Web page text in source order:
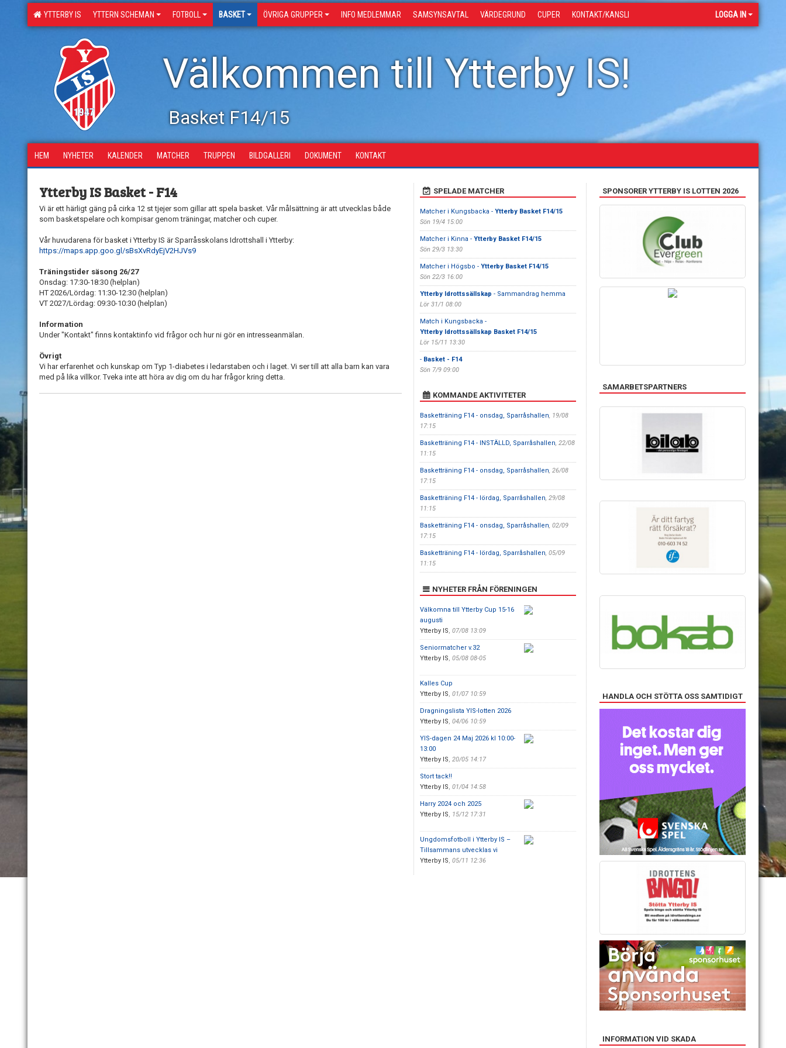
YTTERBY IS YTTERN SCHEMAN FOTBOLL BASKET ÖVRIGA GRUPPER INFO MEDLEMMAR SAMSYNSAVTAL VÄRDEGRUND CUPER KONTAKT/KANSLI LOGGA IN
Välkommen till Ytterby IS!
Basket F14/15
HEM NYHETER KALENDER MATCHER TRUPPEN BILDGALLERI DOKUMENT KONTAKT
Ytterby IS Basket - F14
Vi är ett härligt gäng på cirka 12 st tjejer som gillar att spela basket. Vår målsättning är att utvecklas både
som basketspelare och kompisar genom träningar, matcher och cuper.
Vår huvudarena för basket i Ytterby IS är Sparråsskolans Idrottshall i Ytterby:
https://maps.app.goo.gl/sBsXvRdyEjV2HJVs9
Träningstider säsong 26/27
Onsdag: 17:30-18:30 (helplan)
HT 2026/Lördag: 11:30-12:30 (helplan)
VT 2027/Lördag: 09:30-10:30 (helplan)
Information
Under "Kontakt" finns kontaktinfo vid frågor och hur ni gör en intresseanmälan.
Övrigt
Vi har erfarenhet och kunskap om Typ 1-diabetes i ledarstaben och i laget. Vi ser till att alla barn kan vara
med på lika villkor. Tveka inte att höra av dig om du har frågor kring detta.
SPELADE MATCHER
Matcher i Kungsbacka - Ytterby Basket F14/15
Sön 19/4 15:00
Matcher i Kinna - Ytterby Basket F14/15
Sön 29/3 13:30
Matcher i Högsbo - Ytterby Basket F14/15
Sön 22/3 16:00
Ytterby Idrottssällskap - Sammandrag hemma
Lör 31/1 08:00
Match i Kungsbacka -
Ytterby Idrottssällskap Basket F14/15
Lör 15/11 13:30
- Basket - F14
Sön 7/9 09:00
KOMMANDE AKTIVITETER
Basketträning F14 - onsdag, Sparråshallen, 19/08
17:15
Basketträning F14 - INSTÄLLD, Sparråshallen, 22/08
11:15
Basketträning F14 - onsdag, Sparråshallen, 26/08
17:15
Basketträning F14 - lördag, Sparråshallen, 29/08
11:15
Basketträning F14 - onsdag, Sparråshallen, 02/09
17:15
Basketträning F14 - lördag, Sparråshallen, 05/09
11:15
NYHETER FRÅN FÖRENINGEN
Välkomna till Ytterby Cup 15-16
augusti
Ytterby IS, 07/08 13:09
Seniormatcher v.32
Ytterby IS, 05/08 08-05
Kalles Cup
Ytterby IS, 01/07 10:59
Dragningslista YIS-lotten 2026
Ytterby IS, 04/06 10:59
YIS-dagen 24 Maj 2026 kl 10:00-
13:00
Ytterby IS, 20/05 14:17
Stort tack!!
Ytterby IS, 01/04 14:58
Harry 2024 och 2025
Ytterby IS, 15/12 17:31
Ungdomsfotboll i Ytterby IS –
Tillsammans utvecklas vi
Ytterby IS, 05/11 12:36
SPONSORER YTTERBY IS LOTTEN 2026
SAMARBETSPARTNERS
HANDLA OCH STÖTTA OSS SAMTIDIGT
INFORMATION VID SKADA